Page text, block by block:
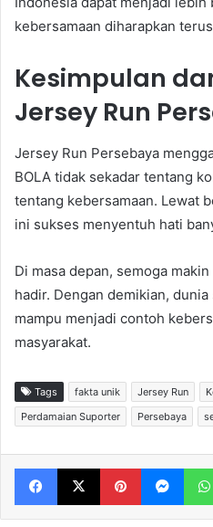
kebersamaan diharapkan
Kesimpulan
Jersey Run
Jersey Run Persebaya
BOLA tidak sekadar tentang
tentang kebersamaan. Lewat
ini sukses menyentuh hati
Di masa depan, semoga
hadir. Dengan demikian,
mampu menjadi contoh
masyarakat.
Tags fakta unik Jersey Run
Perdamaian Suporter
Persebaya
Facebook X Pinterest Messenger